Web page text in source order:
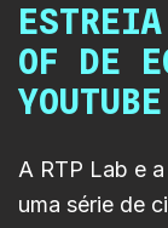
OF DE
YOUTUBE
A RTP Lab e
uma série de